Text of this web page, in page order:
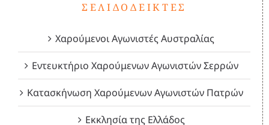
ΣΕΛΙΔΟΔΕΊΚΤΕΣ
Χαρούμενοι Αγωνιστές Αυστραλίας
Εντευκτήριο Χαρούμενων Αγωνιστών Σερρών
Κατασκήνωση Χαρούμενων Αγωνιστών Πατρών
Εκκλησία της Ελλάδος